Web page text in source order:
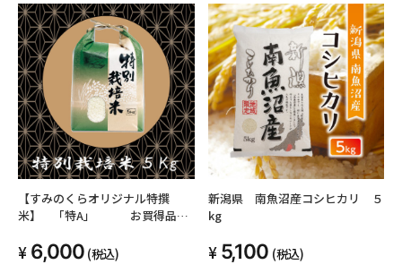
【すみのくらオリジナル特撰
米】 「特A」 お買得品・
6,000 (税込)
新潟県 南魚沼産コシヒカリ ５
kg
5,100 (税込)